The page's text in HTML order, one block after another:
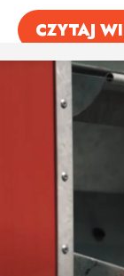
CZYTAJ